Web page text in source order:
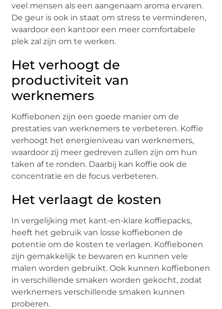
veel mensen als een aangenaam aroma ervaren.
De geur is ook in staat om stress te verminderen,
waardoor een kantoor een meer comfortabele
plek zal zijn om te werken.
Het verhoogt de
productiviteit van
werknemers
Koffiebonen zijn een goede manier om de
prestaties van werknemers te verbeteren. Koffie
verhoogt het energieniveau van werknemers,
waardoor zij meer gedreven zullen zijn om hun
taken af te ronden. Daarbij kan koffie ook de
concentratie en de focus verbeteren.
Het verlaagt de kosten
In vergelijking met kant-en-klare koffiepacks,
heeft het gebruik van losse koffiebonen de
potentie om de kosten te verlagen. Koffiebonen
zijn gemakkelijk te bewaren en kunnen vele
malen worden gebruikt. Ook kunnen koffiebonen
in verschillende smaken worden gekocht, zodat
werknemers verschillende smaken kunnen
proberen.